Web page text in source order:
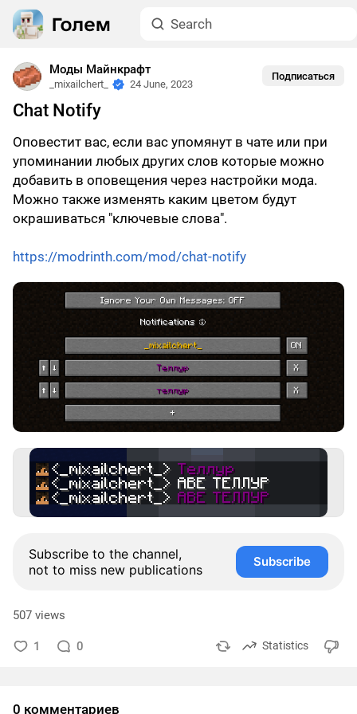
Моды Майнкрафт
_mixailchert_ 24 June, 2023
Подписаться
Chat Notify
Оповестит вас, если вас упомянут в чате или при
упоминании любых других слов которые можно
добавить в оповещения через настройки мода.
Можно также изменять каким цветом будут
окрашиваться "ключевые слова".
https://modrinth.com/mod/chat-notify
Subscribe to the channel,
not to miss new publications
Subscribe
507 views
1 0 Statistics
0 комментариев